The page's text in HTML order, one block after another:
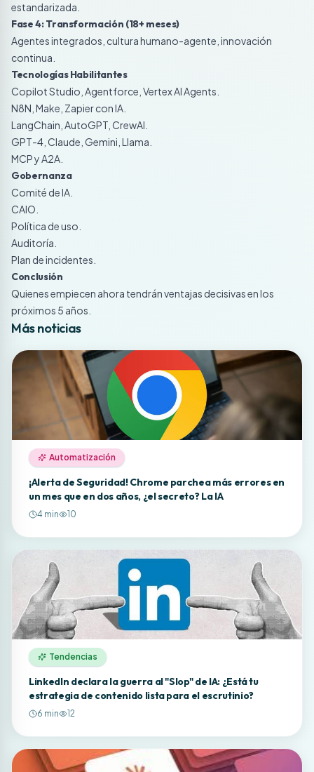
estandarizada.
Fase 4: Transformación (18+ meses)
Agentes integrados, cultura humano-agente, innovación
continua.
Tecnologías Habilitantes
Copilot Studio, Agentforce, Vertex AI Agents.
N8N, Make, Zapier con IA.
LangChain, AutoGPT, CrewAI.
GPT-4, Claude, Gemini, Llama.
MCP y A2A.
Gobernanza
Comité de IA.
CAIO.
Política de uso.
Auditoría.
Plan de incidentes.
Conclusión
Quienes empiecen ahora tendrán ventajas decisivas en los
próximos 5 años.
Más noticias
Automatización
¡Alerta de Seguridad! Chrome parchea más errores en
un mes que en dos años, ¿el secreto? La IA
4 min 10
Tendencias
LinkedIn declara la guerra al "Slop" de IA: ¿Está tu
estrategia de contenido lista para el escrutinio?
6 min 12